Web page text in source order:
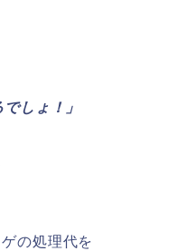
しょ！」
の処理代を